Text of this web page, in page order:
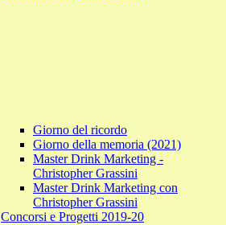
Giorno del ricordo
Giorno della memoria (2021)
Master Drink Marketing -
Christopher Grassini
Master Drink Marketing con
Christopher Grassini
Concorsi e Progetti 2019-20